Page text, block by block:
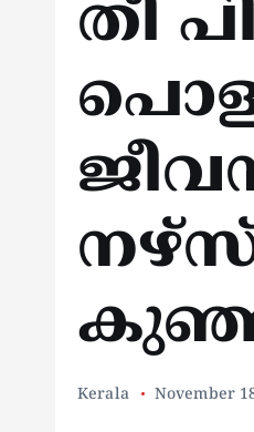
തീ
നഴ്‌സ്
Kerala November